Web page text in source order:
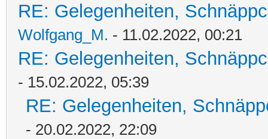
RE: Gelegenheiten,
Wolfgang_M. - 11.02.2022, 00:21
RE: Gelegenheiten,
- 15.02.2022, 05:39
RE: Gelegenheiten,
- 20.02.2022, 22:09